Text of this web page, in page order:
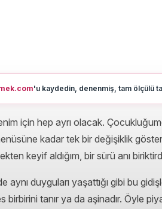
'u kaydedin, denenmiş, tam ölçülü
için hep ayrı olacak.
kadar tek bir değişiklik
keyif aldığım, bir sürü anı
aynı duyguları yaşattığı gibi bu
birbirini tanır ya da aşinadır. Öyle